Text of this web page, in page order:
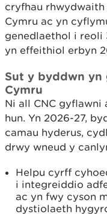
cryfhau
Cymru ac yn
genedlaethol i reoli
yn effeithiol erbyn
Sut y byddwn
Cymru
Ni all CNC gyflawni
hun. Yn 2026-27,
camau hyderus,
drwy wneud y
Helpu cyrff
i integreiddio
ac yn fwy cyson
dystiolaeth